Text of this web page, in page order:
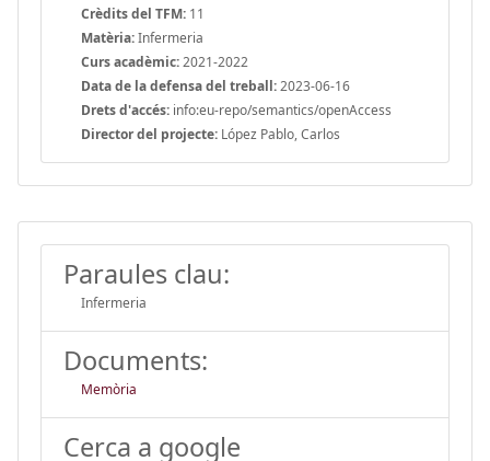
Crèdits del TFM: 11
Matèria:Infermeria
Curs acadèmic:2021-2022
Data de la defensa del treball:2023-06-16
Drets d'accés: info:eu-repo/semantics/openAccess
Director del projecte: López Pablo, Carlos
Paraules clau:
Infermeria
Documents:
Memòria
Cerca a google